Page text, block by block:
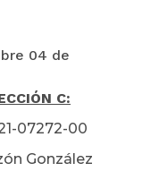
de
C:
07272-00
González